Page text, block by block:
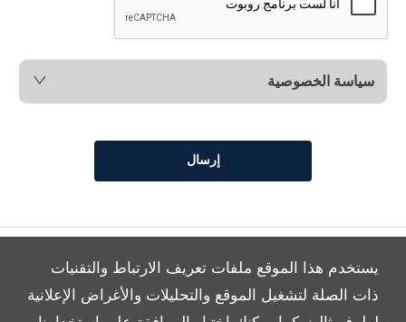
يستخدم هذا الموقع ملفات تعريف الارتباط والتقنيات
ذات الصلة لتشغيل الموقع والتحليلات والأغراض الإعلانية
سياسة الخصوصية
إرسال